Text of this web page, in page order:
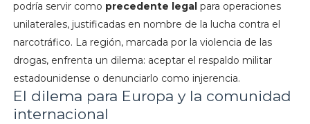
podría servir como precedente legal para operaciones
unilaterales, justificadas en nombre de la lucha contra el
narcotráfico. La región, marcada por la violencia de las
drogas, enfrenta un dilema: aceptar el respaldo militar
estadounidense o denunciarlo como injerencia.
El dilema para Europa y la comunidad
internacional